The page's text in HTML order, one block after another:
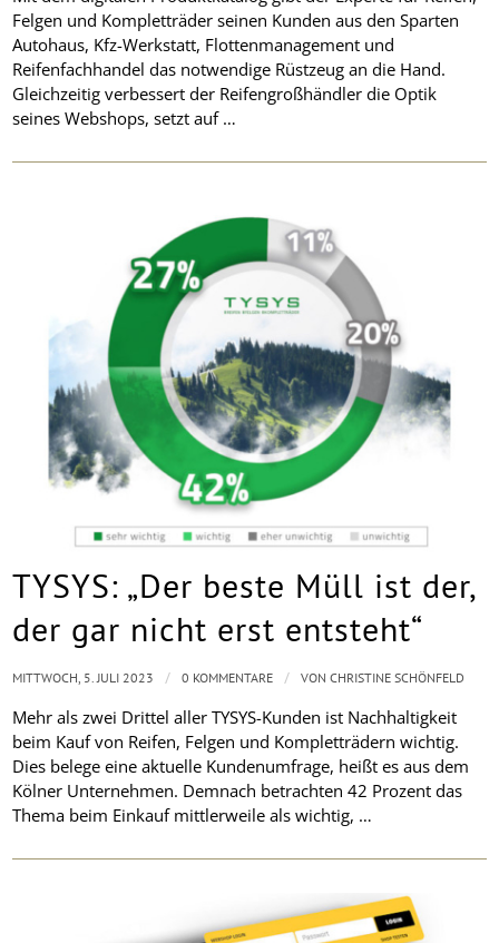
Felgen und Kompletträder seinen Kunden aus den Sparten
Autohaus, Kfz-Werkstatt, Flottenmanagement und
Reifenfachhandel das notwendige Rüstzeug an die Hand.
Gleichzeitig verbessert der Reifengroßhändler die Optik
seines Webshops, setzt auf …
TYSYS: „Der beste Müll ist der,
der gar nicht erst entsteht“
Mehr als zwei Drittel aller TYSYS-Kunden ist Nachhaltigkeit
beim Kauf von Reifen, Felgen und Kompletträdern wichtig.
Dies belege eine aktuelle Kundenumfrage, heißt es aus dem
Kölner Unternehmen. Demnach betrachten 42 Prozent das
Thema beim Einkauf mittlerweile als wichtig, …
MITTWOCH, 5. JULI 2023 / 0 KOMMENTARE / VONCHRISTINE SCHÖNFELD